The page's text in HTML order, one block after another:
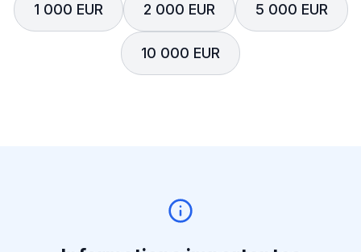
1 000 EUR 2 000 EUR 5 000 EUR
10 000 EUR